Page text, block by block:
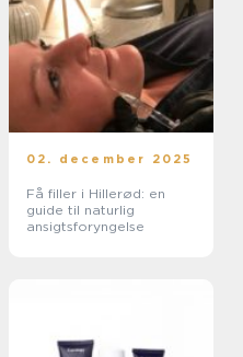
02. december 2025
Få filler i Hillerød: en
guide til naturlig
ansigtsforyngelse